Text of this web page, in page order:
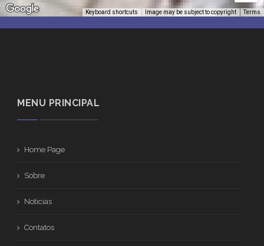
Keyboard shortcuts Image may be subject to copyright Terms
MENU PRINCIPAL
Home Page
Sobre
Noticias
Contatos